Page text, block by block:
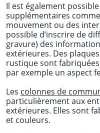
Il est également
supplémentaires
mouvement ou des
possible d’inscrire de
gravure) des
extérieures. Des
rustique sont
par exemple un aspect
Les colonnes de
particulièrement aux
extérieures. Elles sont
et couleurs.